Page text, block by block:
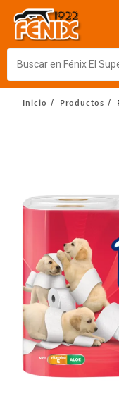
Inicio Productos